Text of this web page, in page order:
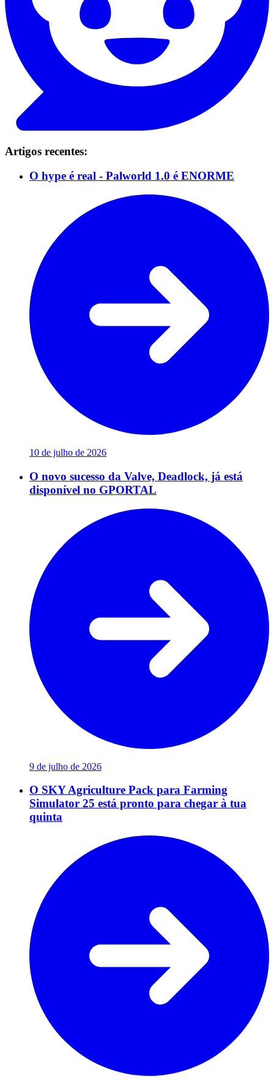
Artigos recentes:
O hype é real - Palworld 1.0 é ENORME
10 de julho de 2026
O novo sucesso da Valve, Deadlock, já está
disponível no GPORTAL
9 de julho de 2026
O SKY Agriculture Pack para Farming
Simulator 25 está pronto para chegar à tua
quinta